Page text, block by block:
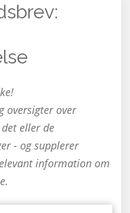
oversigter over
eller de
- og supplerer
information om